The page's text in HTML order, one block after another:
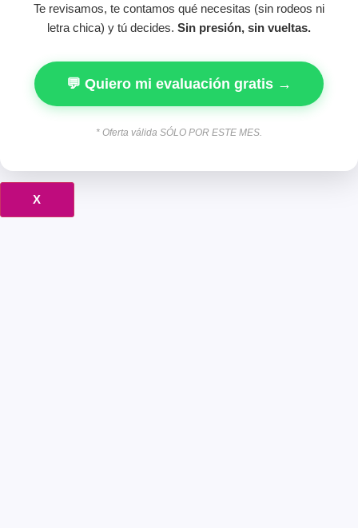
Te revisamos, te contamos qué necesitas (sin rodeos ni
letra chica) y tú decides. Sin presión, sin vueltas.
💬 Quiero mi evaluación gratis →
* Oferta válida SÓLO POR ESTE MES.
X